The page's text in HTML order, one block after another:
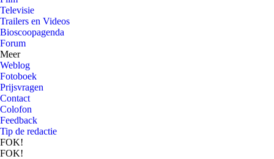
Televisie
Trailers en Videos
Bioscoopagenda
Forum
Meer
Weblog
Fotoboek
Prijsvragen
Contact
Colofon
Feedback
Tip de redactie
FOK!
FOK!